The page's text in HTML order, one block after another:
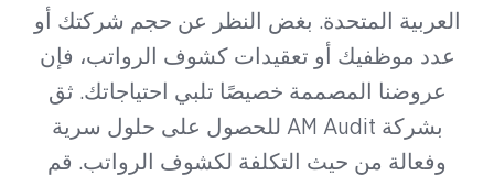
العربية المتحدة. بغض النظر عن حجم شركتك أو
عدد موظفيك أو تعقيدات كشوف الرواتب، فإن
عروضنا المصممة خصيصًا تلبي احتياجاتك. ثق
بشركة AM Audit للحصول على حلول سرية
وفعالة من حيث التكلفة لكشوف الرواتب. قم